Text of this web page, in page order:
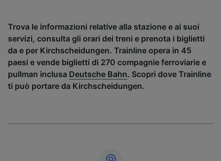
Trova le informazioni relative alla stazione e ai suoi
servizi, consulta gli orari dei treni e prenota i biglietti
da e per Kirchscheidungen. Trainline opera in 45
paesi e vende biglietti di 270 compagnie ferroviarie e
pullman inclusa Deutsche Bahn. Scopri dove Trainline
ti può portare da Kirchscheidungen.